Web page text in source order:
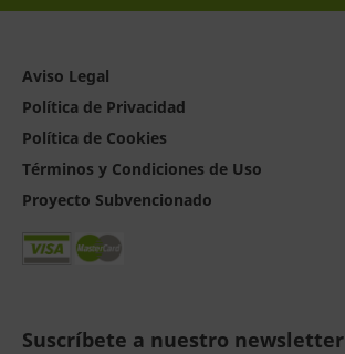
Aviso Legal
Política de Privacidad
Política de Cookies
Términos y Condiciones de Uso
Proyecto Subvencionado
Suscríbete a nuestro newsletter